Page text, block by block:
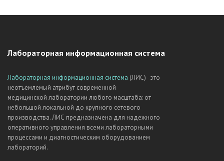
Лабораторная информационная система
Лабораторная информационная система (ЛИС) - это
неотъемлемый атрибут современной
медицинской лаборатории любого масштаба: от
небольшой локальной до крупного сетевого
производства. ЛИС предназначена для надежного
оперативного управления всеми лабораторными
процессами и диагностическим оборудованием
лабораторий.